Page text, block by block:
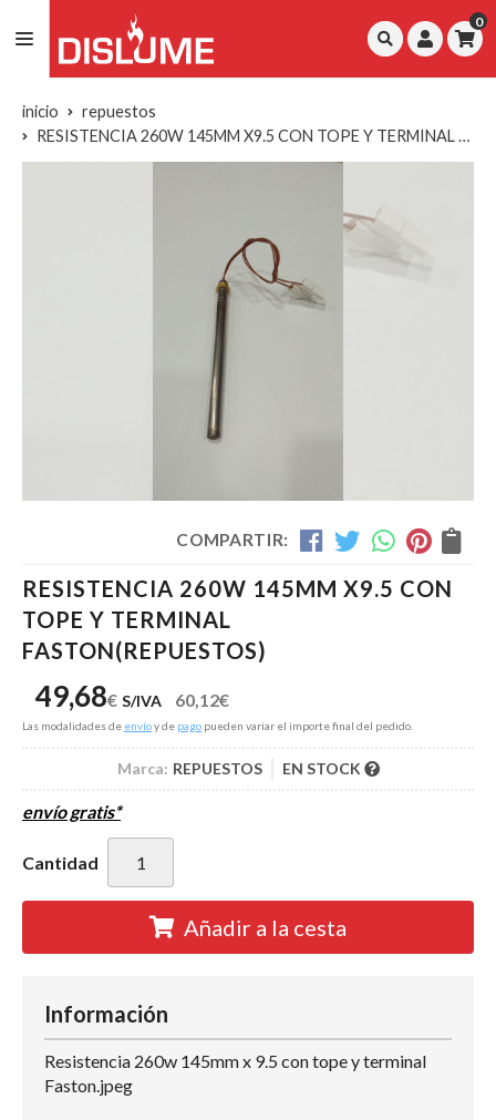
0
inicio
repuestos
RESISTENCIA 260W 145MM X9.5 CON TOPE Y TERMINAL FASTON
COMPARTIR:
RESISTENCIA 260W 145MM X9.5 CON
TOPE Y TERMINAL
FASTON(REPUESTOS)
60,12€
49,68€ S/IVA
Las modalidades de envíoy de pago pueden variar el importe final del pedido.
Marca: REPUESTOS EN STOCK
envío gratis*
Cantidad
Añadir a la cesta
Información
Resistencia 260w 145mm x 9.5 con tope y terminal
Faston.jpeg